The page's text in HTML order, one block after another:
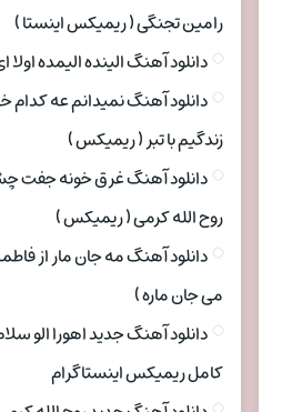
رامین تجنگی ( ریمیکس اینستا )
دانلود آهنگ الینده الیمده
دانلود آهنگ نمیدانم عه کدام
زندگیم با تبر ( ریمیکس )
دانلود آهنگ غرق خونه جفت
روح الله کرمی ( ریمیکس )
دانلود آهنگ مه جان مار از
می جان ماره )
دانلود آهنگ جدید اهورا الو
کامل ریمیکس اینستاگرام